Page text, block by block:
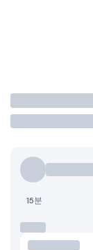
거래
15분